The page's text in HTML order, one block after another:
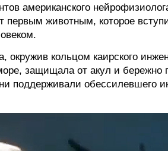
американского
первым животным, которое
окружив кольцом каирского
защищала от акул и бережно
поддерживали обессилевшего